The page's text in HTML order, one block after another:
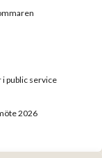
public service
2026